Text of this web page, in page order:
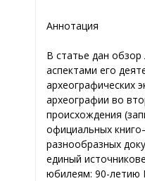
Аннотация
В статье дан
аспектами его
археографических
археографии во
происхождения
официальных
разнообразных
единый
юбилеям: 90-летию